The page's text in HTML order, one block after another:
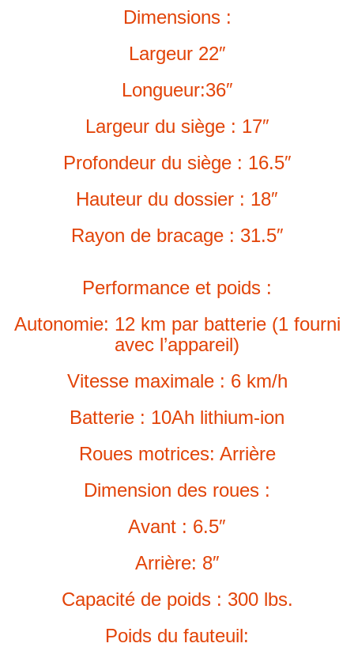
Dimensions :
Largeur 22″
Longueur:36″
Largeur du siège : 17″
Profondeur du siège : 16.5″
Hauteur du dossier : 18″
Rayon de bracage : 31.5″
Performance et poids :
Autonomie: 12 km par batterie (1 fourni
avec l’appareil)
Vitesse maximale : 6 km/h
Batterie : 10Ah lithium-ion
Roues motrices: Arrière
Dimension des roues :
Avant : 6.5″
Arrière: 8″
Capacité de poids : 300 lbs.
Poids du fauteuil: